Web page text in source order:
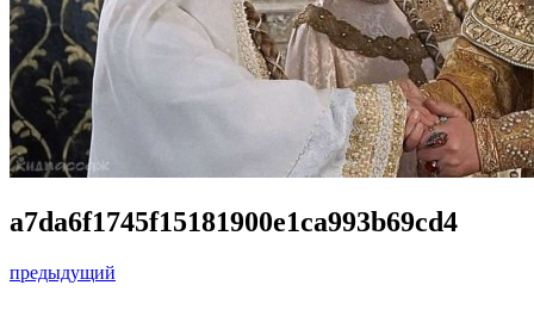
a7da6f1745f15181900e1ca993b69cd4
предыдущий